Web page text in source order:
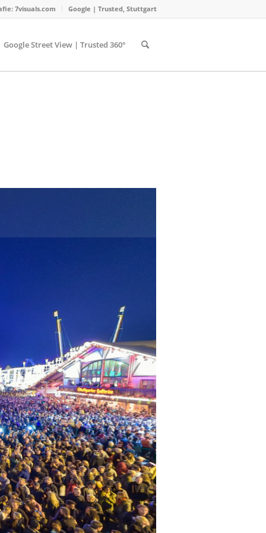
7visuals.com Google | Trusted, Stuttgart
Google Street View | Trusted 360°